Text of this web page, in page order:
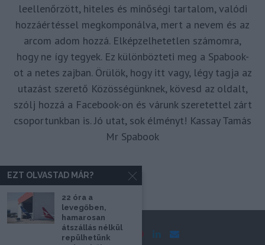
leellenőrzött, hiteles és minőségi tartalom, valódi
hozzáértéssel megkomponálva, mert a nevem és az
arcom adom hozzá. Elképzelhetetlen számomra,
hogy ne így tegyek. Ez különbözteti meg a Spabook-
ot a netes zajban. Örülök, hogy itt vagy, légy tagja az
utazást szerető Közösségünknek, kövesd az oldalt,
szólj hozzá a Facebook-on és várunk szeretettel zárt
csoportunkban is. Jó utat, sok élményt! Kassay Tamás
Mr Spabook
EZT OLVASTAD MÁR?
22 óra a
levegőben,
hamarosan
átszállás nélkül
repülhetünk